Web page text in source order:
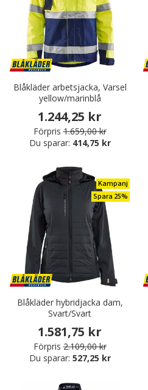
Blåkläder arbetsjacka, Varsel
yellow/marinblå
1.244,25 kr
Förpris 1.659,00 kr
Du sparar: 414,75 kr
Kampanj
Spara 25%
Blåkläder hybridjacka dam,
Svart/Svart
1.581,75 kr
Förpris 2.109,00 kr
Du sparar: 527,25 kr